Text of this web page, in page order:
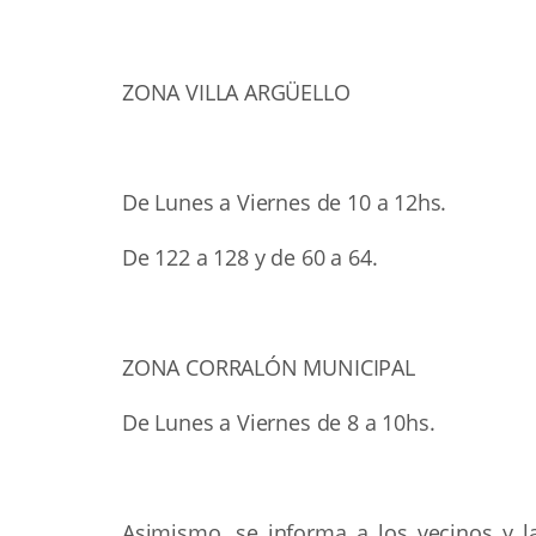
ZONA VILLA ARGÜELLO
De Lunes a Viernes de 10 a 12hs.
De 122 a 128 y de 60 a 64.
ZONA CORRALÓN MUNICIPAL
De Lunes a Viernes de 8 a 10hs.